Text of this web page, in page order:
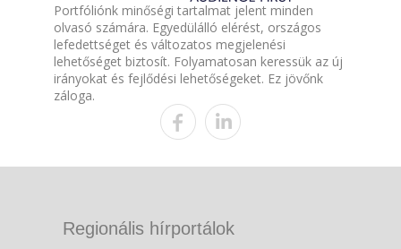
Portfóliónk minőségi tartalmat jelent minden
olvasó számára. Egyedülálló elérést, országos
lefedettséget és változatos megjelenési
lehetőséget biztosít. Folyamatosan keressük az új
irányokat és fejlődési lehetőségeket. Ez jövőnk
záloga.
Regionális hírportálok